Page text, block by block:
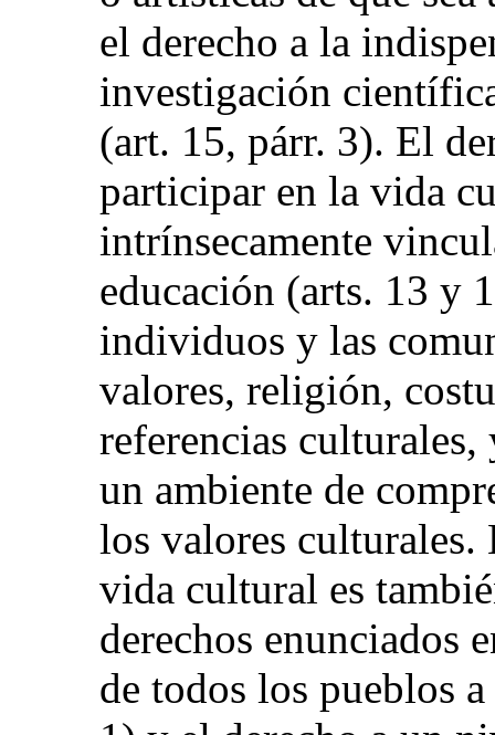
el derecho a la
investigación
(art. 15, párr. 3). El
participar en la vida
intrínsecamente
educación (arts. 13 y
individuos y las
valores, religión,
referencias
un ambiente de
los valores culturales.
vida cultural es
derechos enunciados
de todos los pueblos